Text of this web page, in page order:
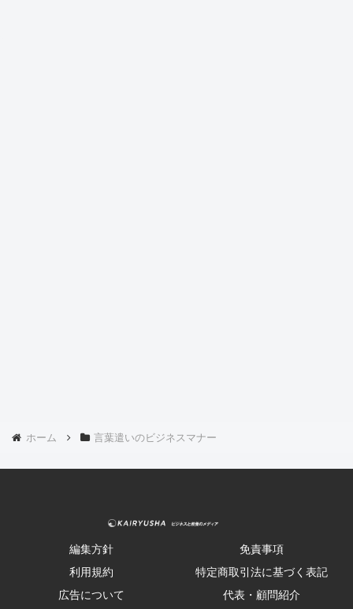
ホーム 言葉遣いのビジネスマナー
編集方針
免責事項
利用規約
特定商取引法に基づく表記
広告について
代表・顧問紹介